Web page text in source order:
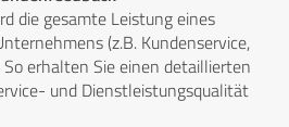
die gesamte Leistung eines
(z.B. Kundenservice,
erhalten Sie einen detaillierten
und Dienstleistungsqualität